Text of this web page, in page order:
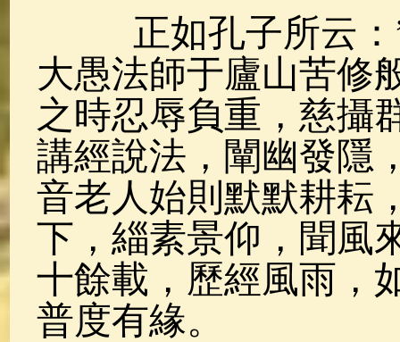
正如孔子所云：”
大愚法師于廬山苦修
之時忍辱負重，慈攝
講經說法，闡幽發隱
音老人始則默默耕耘
下，緇素景仰，聞風
十餘載，歷經風雨，
普度有緣。